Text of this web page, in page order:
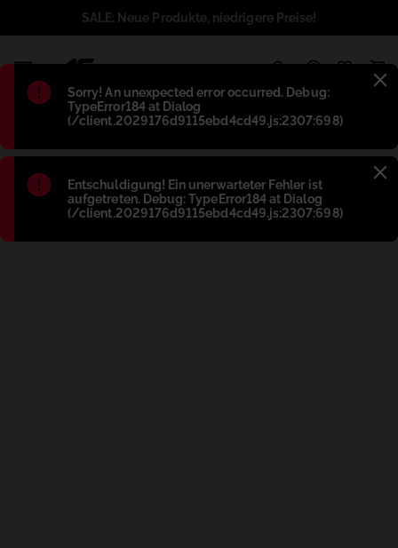
Błąd:
Sorry! An unexpected error occurred. Debug:
TypeError184 at Dialog
(/client.2029176d9115ebd4cd49.js:2307:698)
Błąd:
Entschuldigung! Ein unerwarteter Fehler ist
aufgetreten. Debug: TypeError184 at Dialog
(/client.2029176d9115ebd4cd49.js:2307:698)
SALE: Neue Produkte, niedrigere Preise!